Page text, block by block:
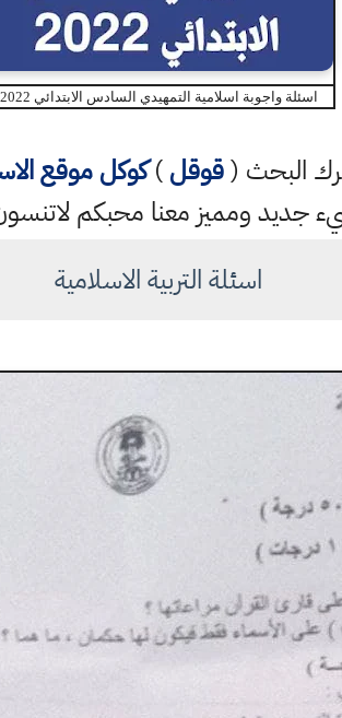
اسئلة واجوبة اسلامية التمهيدي السادس الابتدائي 2022
البحث (قوقل)كوكل موقع
جديد ومميز معنا محبكم
اسئلة التربية الاسلامية